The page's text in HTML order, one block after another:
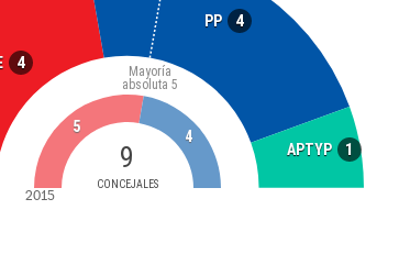
4
PP 4
APTYP 1
9
CONCEJALES
Mayoría
absoluta 5
5
4
2015